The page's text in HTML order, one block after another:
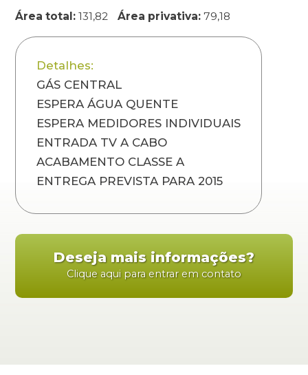
Área total:131,82 Área privativa: 79,18
Detalhes:
GÁS CENTRAL
ESPERA ÁGUA QUENTE
ESPERA MEDIDORES INDIVIDUAIS
ENTRADA TV A CABO
ACABAMENTO CLASSE A
ENTREGA PREVISTA PARA 2015
Deseja mais informações?
Clique aqui para entrar em contato